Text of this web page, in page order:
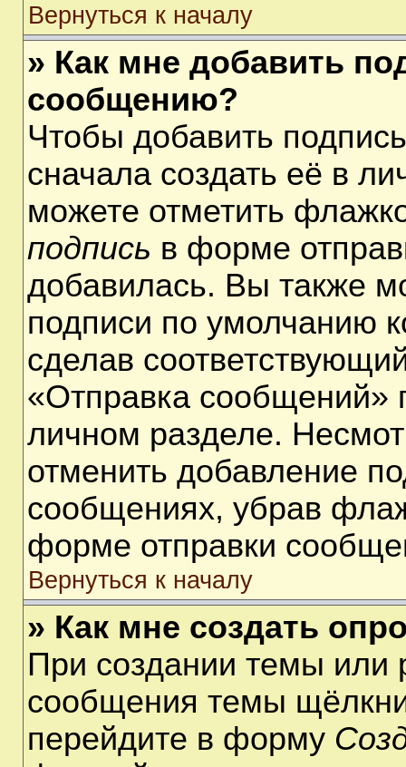
Вернуться к началу
» Как мне добавить
сообщению?
Чтобы добавить
сначала создать её в
можете отметить
подпись в форме
добавилась. Вы также
подписи по умолчанию
сделав
«Отправка сообщений»
личном разделе.
отменить добавление
сообщениях, убрав
форме отправки
Вернуться к началу
» Как мне создать
При создании темы или
сообщения темы
перейдите в форму